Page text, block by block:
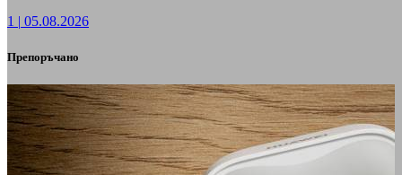
1 | 05.08.2026
Препоръчано